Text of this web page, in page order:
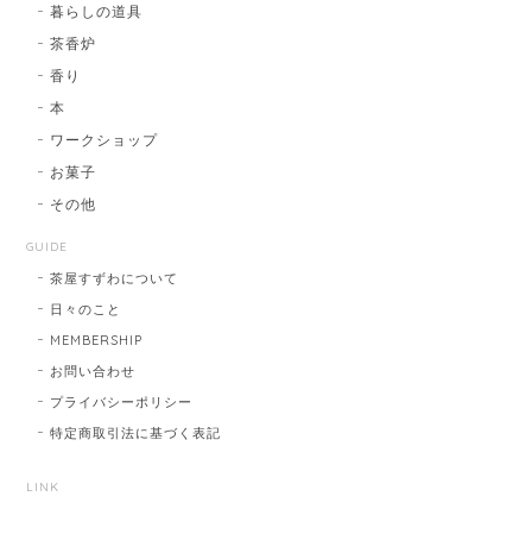
暮らしの道具
茶香炉
香り
本
ワークショップ
お菓子
その他
GUIDE
茶屋すずわについて
日々のこと
MEMBERSHIP
お問い合わせ
プライバシーポリシー
特定商取引法に基づく表記
LINK